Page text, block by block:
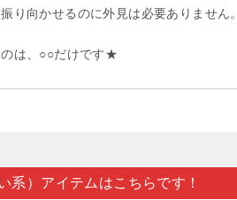
り向かせるのに外見は必要ありません。
のは、○○だけです★
系）アイテムはこちらです！